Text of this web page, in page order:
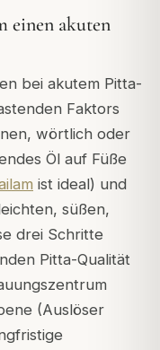
einen akuten
bei akutem Pitta-
Faktors
wörtlich oder
Öl auf Füße
ist ideal) und
süßen,
drei Schritte
Pitta-Qualität
(Auslöser